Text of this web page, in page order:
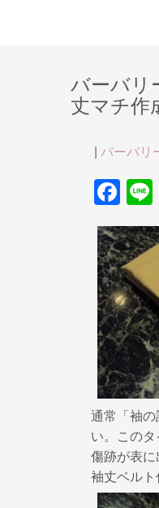
バーバ
丈マチ
| バーバリ
F
a
c
e
b
o
o
k
通常「袖
い。この
傷跡が表
袖丈ベル